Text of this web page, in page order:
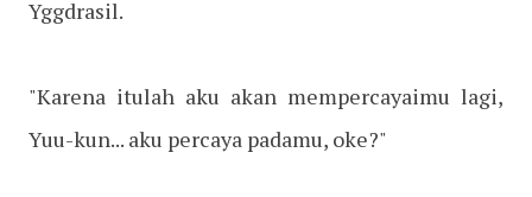
Yggdrasil.
"Karena itulah aku akan mempercayaimu lagi,
Yuu-kun... aku percaya padamu, oke?"